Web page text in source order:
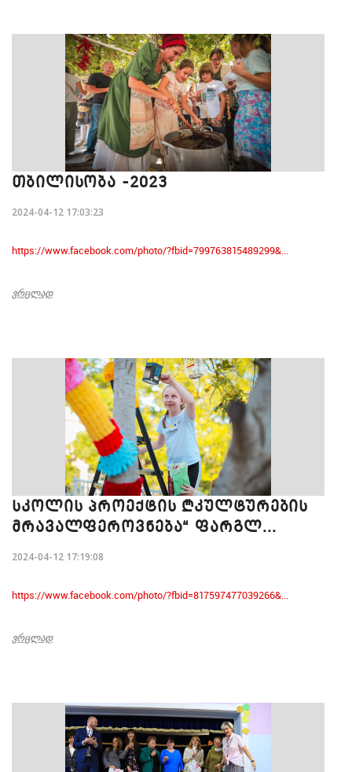
ᲗᲑᲘᲚᲘᲡᲝᲑᲐ -2023
2024-04-12 17:03:23
https://www.facebook.com/photo/?fbid=799763815489299&...
ᲕᲠᲪᲚᲐᲓ
ᲡᲙᲝᲚᲘᲡ ᲞᲠᲝᲔᲥᲢᲘᲡ „ᲙᲣᲚᲢᲣᲠᲔᲑᲘᲡ
ᲛᲠᲐᲕᲐᲚᲤᲔᲠᲝᲕᲜᲔᲑᲐ“ ᲤᲐᲠᲒᲚ...
2024-04-12 17:19:08
https://www.facebook.com/photo/?fbid=817597477039266&...
ᲕᲠᲪᲚᲐᲓ